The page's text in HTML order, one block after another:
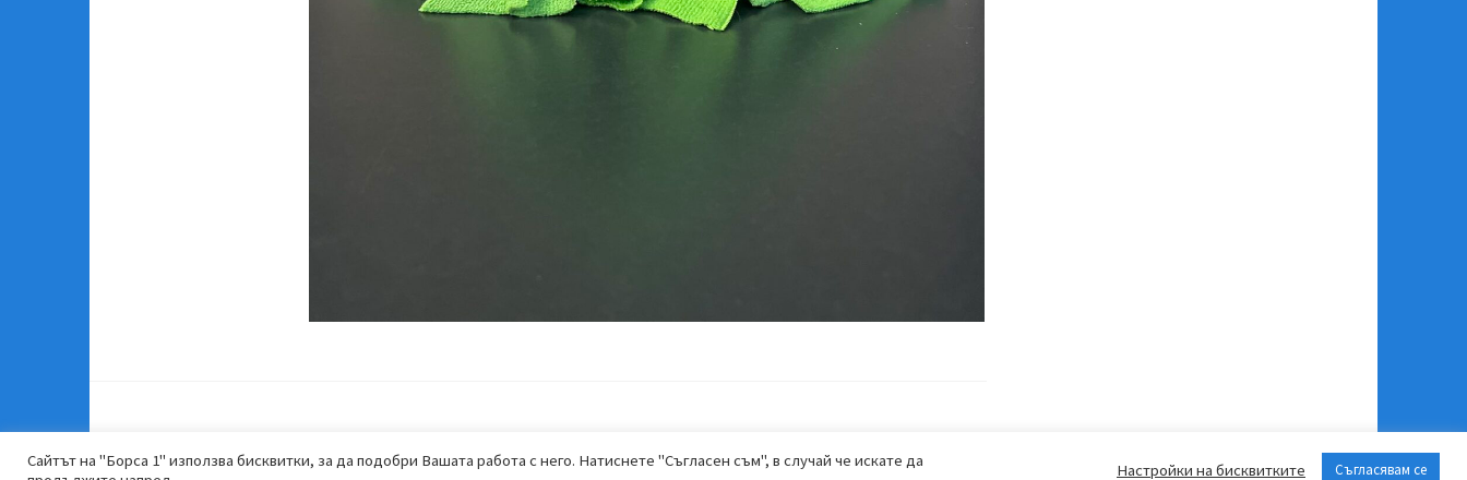
ALL RIGHTS RESERVED 2020|BEHUB
Сайтът на "Борса 1" използва бисквитки, за да подобри Вашата работа с него. Натиснете "Съгласен съм", в случай че искате да
Настройки на бисквитките Съгласявам се